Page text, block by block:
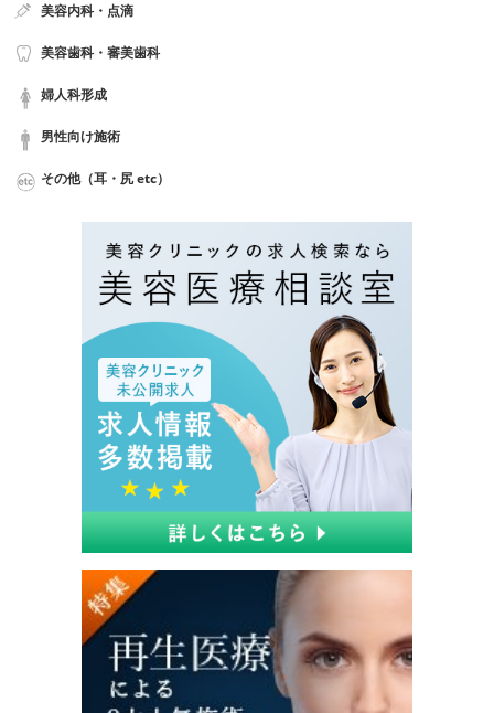
美容内科・点滴
美容歯科・審美歯科
婦人科形成
男性向け施術
その他（耳・尻 etc）